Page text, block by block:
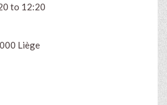
to 12:20
Liège